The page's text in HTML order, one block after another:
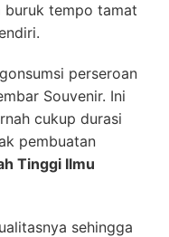
buruk tempo tamat
perseroan
Souvenir. Ini
cukup durasi
pembuatan
Tinggi Ilmu
sehingga